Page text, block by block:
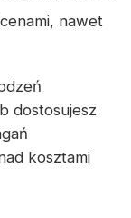
nawet
dostosujesz
kosztami